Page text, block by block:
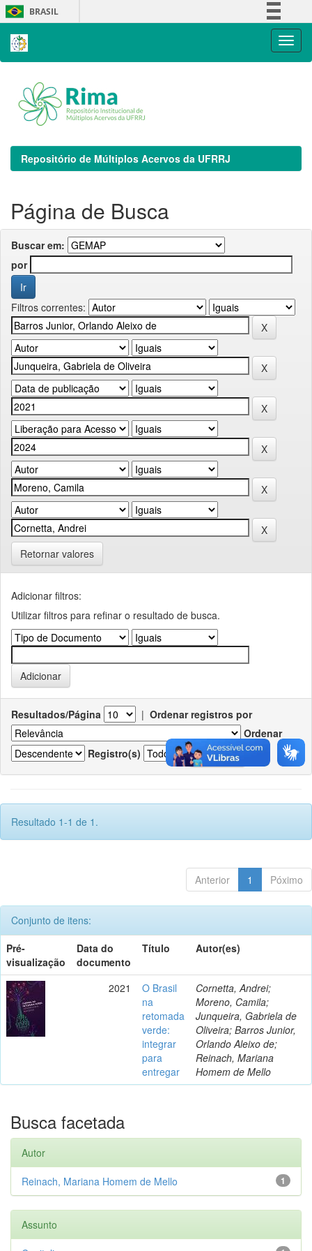
Skip
navigation
BRASIL
Repositório de Múltiplos Acervos da UFRRJ
Página de Busca
Buscar em:
por
Filtros correntes:
Retornar valores
Adicionar filtros:
Utilizar filtros para refinar o resultado de busca.
Resultados/Página | Ordenar registros por
Ordenar
Registro(s)
Resultado 1-1 de 1.
Anterior 1 Póximo
Conjunto de itens:
Pré-
visualização
Data do
documento
Título Autor(es)
2021
O Brasil
na
retomada
verde:
integrar
para
entregar
Cornetta, Andrei;
Moreno, Camila;
Junqueira, Gabriela de
Oliveira; Barros Junior,
Orlando Aleixo de;
Reinach, Mariana
Homem de Mello
Busca facetada
Autor
1
Reinach, Mariana Homem de Mello
Assunto